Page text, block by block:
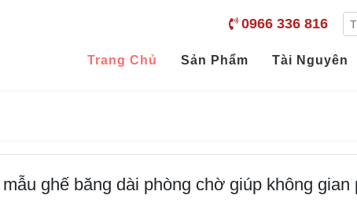
0966 336 816
Trang Chủ Sản Phẩm Tài Nguyên
mẫu ghế băng dài phòng chờ giúp không